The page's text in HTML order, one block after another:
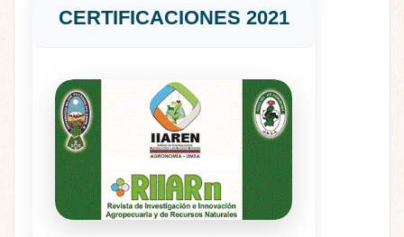
CERTIFICACIONES 2021